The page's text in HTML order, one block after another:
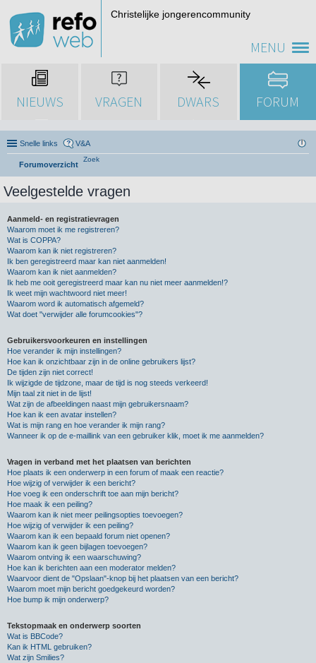
MENU
Christelijke jongerencommunity
NIEUWS VRAGEN DWARS FORUM
Snelle links V&A
Forumoverzicht
Zoek
Veelgestelde vragen
Aanmeld- en registratievragen
Waarom moet ik me registreren?
Wat is COPPA?
Waarom kan ik niet registreren?
Ik ben geregistreerd maar kan niet aanmelden!
Waarom kan ik niet aanmelden?
Ik heb me ooit geregistreerd maar kan nu niet meer aanmelden!?
Ik weet mijn wachtwoord niet meer!
Waarom word ik automatisch afgemeld?
Wat doet "verwijder alle forumcookies"?
Gebruikersvoorkeuren en instellingen
Hoe verander ik mijn instellingen?
Hoe kan ik onzichtbaar zijn in de online gebruikers lijst?
De tijden zijn niet correct!
Ik wijzigde de tijdzone, maar de tijd is nog steeds verkeerd!
Mijn taal zit niet in de lijst!
Wat zijn de afbeeldingen naast mijn gebruikersnaam?
Hoe kan ik een avatar instellen?
Wat is mijn rang en hoe verander ik mijn rang?
Wanneer ik op de e-maillink van een gebruiker klik, moet ik me aanmelden?
Vragen in verband met het plaatsen van berichten
Hoe plaats ik een onderwerp in een forum of maak een reactie?
Hoe wijzig of verwijder ik een bericht?
Hoe voeg ik een onderschrift toe aan mijn bericht?
Hoe maak ik een peiling?
Waarom kan ik niet meer peilingsopties toevoegen?
Hoe wijzig of verwijder ik een peiling?
Waarom kan ik een bepaald forum niet openen?
Waarom kan ik geen bijlagen toevoegen?
Waarom ontving ik een waarschuwing?
Hoe kan ik berichten aan een moderator melden?
Waarvoor dient de "Opslaan"-knop bij het plaatsen van een bericht?
Waarom moet mijn bericht goedgekeurd worden?
Hoe bump ik mijn onderwerp?
Tekstopmaak en onderwerp soorten
Wat is BBCode?
Kan ik HTML gebruiken?
Wat zijn Smilies?